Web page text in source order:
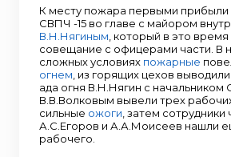
К месту пожара первыми прибыли
СВПЧ -15 во главе с майором
В.Н.Нягиным , который в это
совещание с офицерами части. В
сложных условиях пожарные
огнем , из горящих цехов
ада огня В.Н.Нягин с начальником
В.В.Волковым вывели трех
сильные ожоги , затем сотрудники
А.С.Егоров и А.А.Моисеев нашли
рабочего.